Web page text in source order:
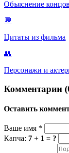
Объяснение
💬
Цитаты из фильма
👥
Персонажи и
Комментарии
Оставить
Ваше имя *
Капча: 7 + 1 = ?